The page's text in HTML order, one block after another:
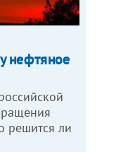
нефтяное
решится ли